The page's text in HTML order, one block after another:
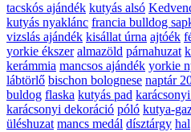
tacskós ajándék kutyás alsó
kutyás nyaklánc francia bulldog
vizslás ajándék kisállat úrna ajtóék
yorkie ékszer almazöld párnahuzat
kerámmia mancsos ajándék yorkie
lábtörlő bischon bolognese naptár
buldog flaska kutyás pad
karácsonyi dekoráció póló kutya-
üléshuzat mancs medál dísztárgy hal